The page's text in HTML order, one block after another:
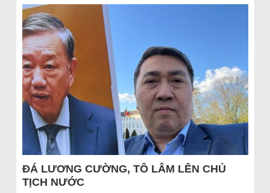
ĐÁ LƯƠNG CƯỜNG, TÔ LÂM LÊN CHỦ
TỊCH NƯỚC